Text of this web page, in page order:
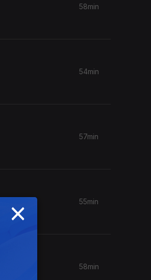
58min
54min
57min
55min
58min
×